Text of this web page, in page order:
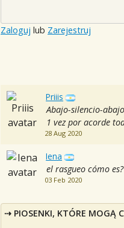
Zaloguj lub Zarejestruj
Priiis
Abajo-silencio-
1 vez por acorde
28 Aug 2020
Iena
el rasgueo cómo es?
03 Feb 2020
PIOSENKI, KTÓRE MOGĄ